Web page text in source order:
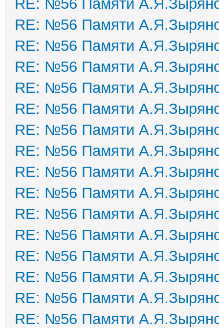
RE: №56 Памяти
RE: №56 Памяти
RE: №56 Памяти
RE: №56 Памяти
RE: №56 Памяти
RE: №56 Памяти
RE: №56 Памяти
RE: №56 Памяти
RE: №56 Памяти
RE: №56 Памяти
RE: №56 Памяти
RE: №56 Памяти
RE: №56 Памяти
RE: №56 Памяти
RE: №56 Памяти
RE: №56 Памяти